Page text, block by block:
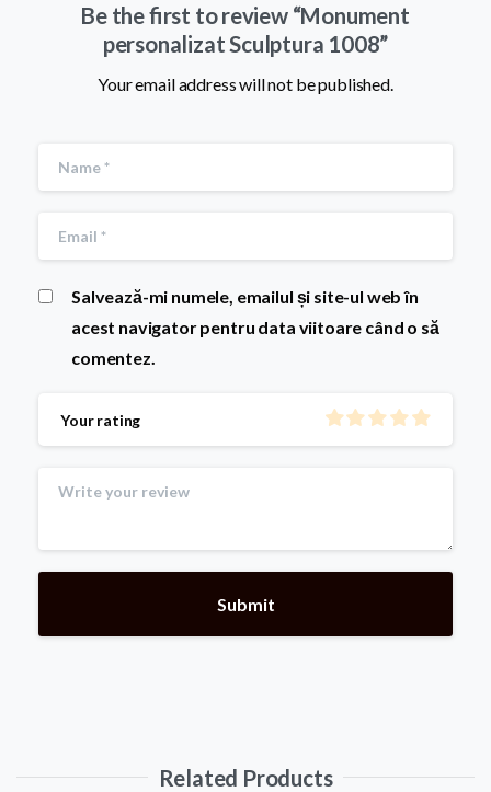
Be the first to review “Monument
personalizat Sculptura 1008”
Your email address will not be published.
Salvează-mi numele, emailul și site-ul web în
acest navigator pentru data viitoare când o să
comentez.
Your rating
Related Products